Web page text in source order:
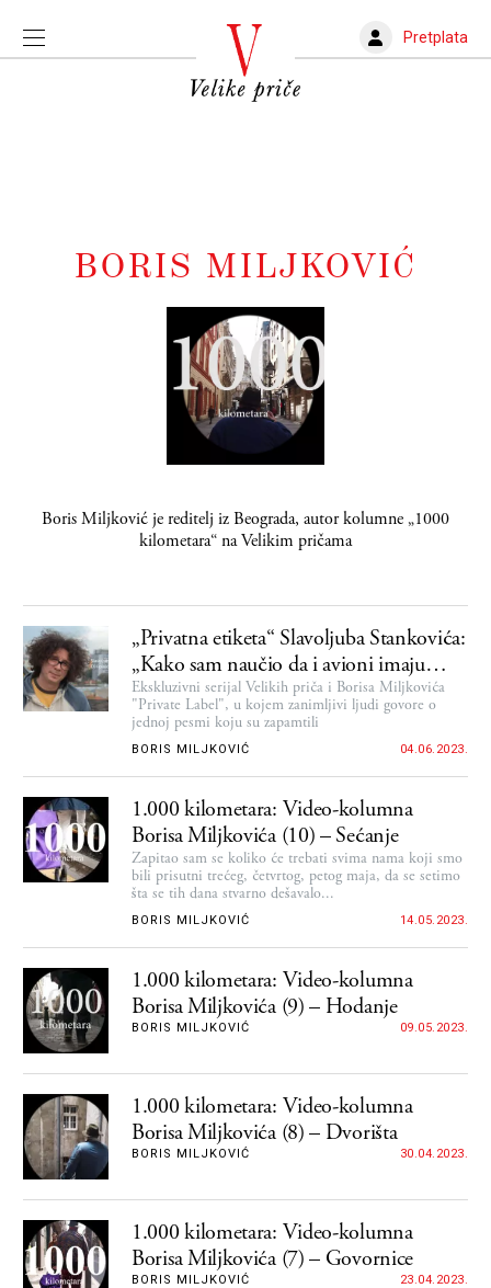
Pretplata
BORIS MILJKOVIĆ
Boris Miljković je reditelj iz Beograda, autor kolumne „1000
kilometara“ na Velikim pričama
„Privatna etiketa“ Slavoljuba Stankovića:
„Kako sam naučio da i avioni imaju
nosače…“
Ekskluzivni serijal Velikih priča i Borisa Miljkovića
"Private Label", u kojem zanimljivi ljudi govore o
jednoj pesmi koju su zapamtili
BORIS MILJKOVIĆ 04.06.2023.
1.000 kilometara: Video-kolumna
Borisa Miljkovića (10) – Sećanje
Zapitao sam se koliko će trebati svima nama koji smo
bili prisutni trećeg, četvrtog, petog maja, da se setimo
šta se tih dana stvarno dešavalo...
BORIS MILJKOVIĆ 14.05.2023.
1.000 kilometara: Video-kolumna
Borisa Miljkovića (9) – Hodanje
BORIS MILJKOVIĆ 09.05.2023.
1.000 kilometara: Video-kolumna
Borisa Miljkovića (8) – Dvorišta
BORIS MILJKOVIĆ 30.04.2023.
1.000 kilometara: Video-kolumna
Borisa Miljkovića (7) – Govornice
BORIS MILJKOVIĆ 23.04.2023.